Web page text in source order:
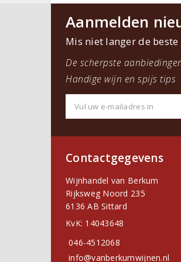
Aanmelden
Mis niet langer de
De scherpste
Handige wijn en spijs tips
Contactgegevens
Wijnhandel van Berkum
Rijksweg Noord 235
6136 AB Sittard
KvK: 14043648
046-4512068
info@vanberkumwijnen.nl